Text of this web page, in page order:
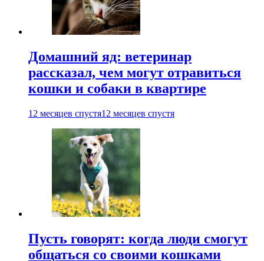
Домашний яд: ветеринар
рассказал, чем могут отравиться
кошки и собаки в квартире
12 месяцев спустя12 месяцев спустя
Пусть говорят: когда люди смогут
общаться со своими кошками